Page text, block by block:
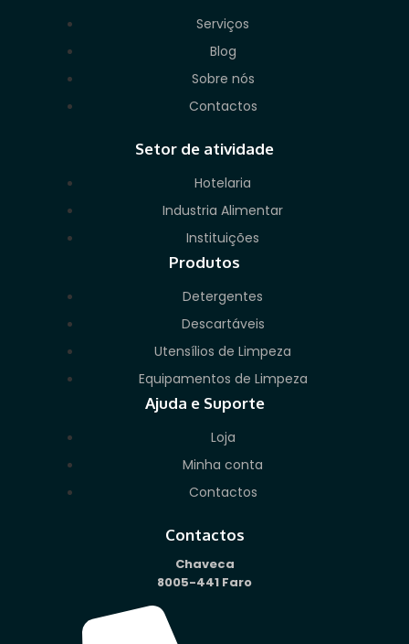
Serviços
Blog
Sobre nós
Contactos
Setor de atividade
Hotelaria
Industria Alimentar
Instituições
Produtos
Detergentes
Descartáveis
Utensílios de Limpeza
Equipamentos de Limpeza
Ajuda e Suporte
Loja
Minha conta
Contactos
Contactos
Chaveca
8005-441 Faro